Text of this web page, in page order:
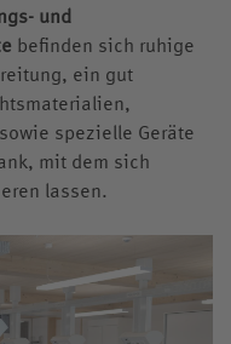
und
befinden sich ruhige
ein gut
spezielle Geräte
mit dem sich
lassen.